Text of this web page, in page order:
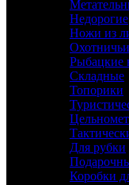
Недорогие
Ножи из
Рыбацкие
Складные
Топорики
Для рубки
Коробки